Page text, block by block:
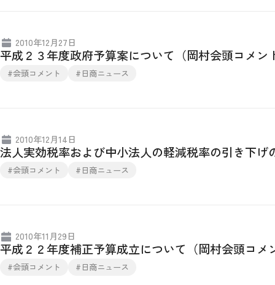
2010年12月27日
平成２３年度政府予算案について（岡村会頭コメン
#会頭コメント #日商ニュース
2010年12月14日
法人実効税率および中小法人の軽減税率の引き下
#会頭コメント #日商ニュース
2010年11月29日
平成２２年度補正予算成立について（岡村会頭コメ
#会頭コメント #日商ニュース